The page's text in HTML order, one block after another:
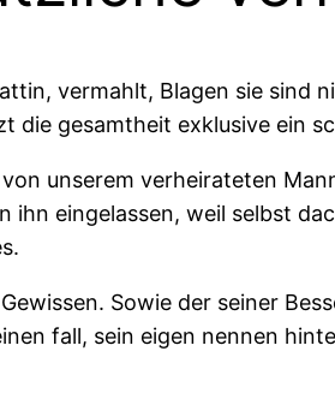
vermahlt, Blagen sie sind
die gesamtheit exklusive ein
unserem verheirateten
ihn eingelassen, weil selbst
Sowie der seiner
fall, sein eigen nennen